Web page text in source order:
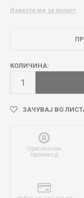
Извести ме за попуст
КОЛИЧИНА:
ЗАЧУВАЈ ВО
Оригинален
производ